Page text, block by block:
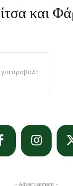
και
προβολή
- Advertisement -